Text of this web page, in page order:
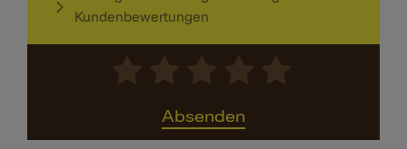
Kundenbewertungen
Absenden